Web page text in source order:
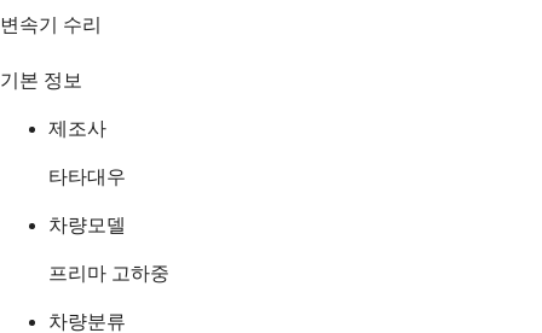
변속기 수리
기본 정보
제조사
타타대우
차량모델
프리마 고하중
차량분류